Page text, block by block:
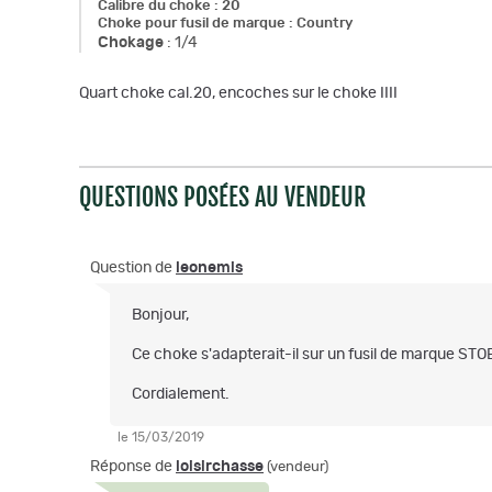
Calibre du choke : 20
Choke pour fusil de marque : Country
Chokage : 1/4
Quart choke cal.20, encoches sur le choke IIII
QUESTIONS POSÉES AU VENDEUR
Question de leonemis
Bonjour,
Ce choke s'adapterait-il sur un fusil de marque
Cordialement.
le 15/03/2019
Réponse de loisirchasse (vendeur)